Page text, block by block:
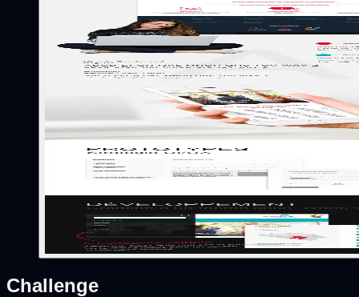
Challenge